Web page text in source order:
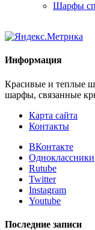
Шарфы
Информация
Красивые и теплые
шарфы, связанные
Карта сайта
Контакты
ВКонтакте
Одноклассники
Rutube
Twitter
Instagram
Youtube
Последние записи